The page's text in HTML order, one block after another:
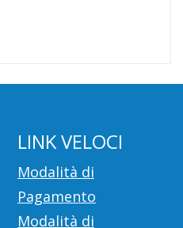
LINK VELOCI
Modalità di
Pagamento
Modalità di